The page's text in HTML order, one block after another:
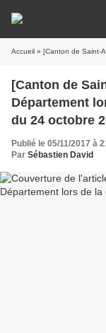
Accueil » [Canton de Saint-Affrique]
[Canton de
Département
du 24 octobre
Publié le 05/11/2017 à
Par Sébastien David